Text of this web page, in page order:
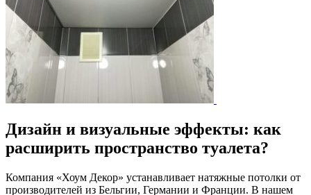
Дизайн и визуальные эффекты: как
расширить пространство туалета?
Компания «Хоум Декор» устанавливает натяжные потолки от
производителей из Бельгии, Германии и Франции. В нашем